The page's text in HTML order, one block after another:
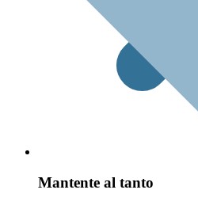
Mantente al tanto